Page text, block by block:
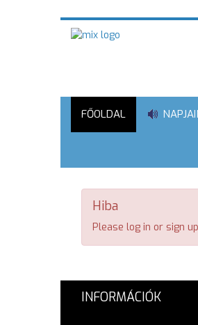
FŐOLDAL
Hiba
Please log in or sign
INFORMÁCIÓK